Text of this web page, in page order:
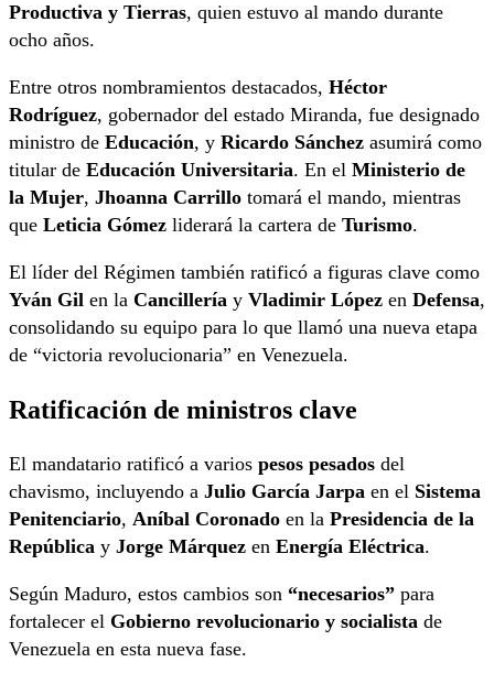
Productiva y Tierras, quien estuvo al mando durante
ocho años.
Entre otros nombramientos destacados, Héctor
Rodríguez, gobernador del estado Miranda, fue designado
ministro de Educación, y Ricardo Sánchez asumirá como
titular de Educación Universitaria. En el Ministerio de
la Mujer, Jhoanna Carrillo tomará el mando, mientras
que Leticia Gómez liderará la cartera de Turismo.
El líder del Régimen también ratificó a figuras clave como
Yván Gil en la Cancillería y Vladimir López en Defensa,
consolidando su equipo para lo que llamó una nueva etapa
de “victoria revolucionaria” en Venezuela.
Ratificación de ministros clave
El mandatario ratificó a varios pesos pesados del
chavismo, incluyendo a Julio García Jarpa en el Sistema
Penitenciario, Aníbal Coronado en la Presidencia de la
República y Jorge Márquez en Energía Eléctrica.
Según Maduro, estos cambios son “necesarios” para
fortalecer el Gobierno revolucionario y socialista de
Venezuela en esta nueva fase.